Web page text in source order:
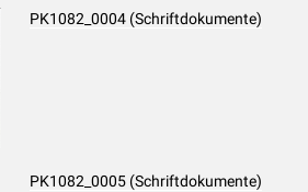
PK1082_0004 (Schriftdokumente)
PK1082_0005 (Schriftdokumente)